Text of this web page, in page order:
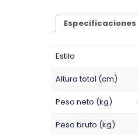
Especificaciones
Estilo
Altura total (cm)
Peso neto (kg)
Peso bruto (kg)